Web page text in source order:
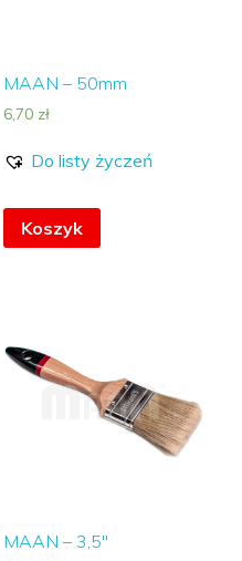
MAAN – 50mm
6,70 zł
Do listy życzeń
Koszyk
MAAN – 3,5″